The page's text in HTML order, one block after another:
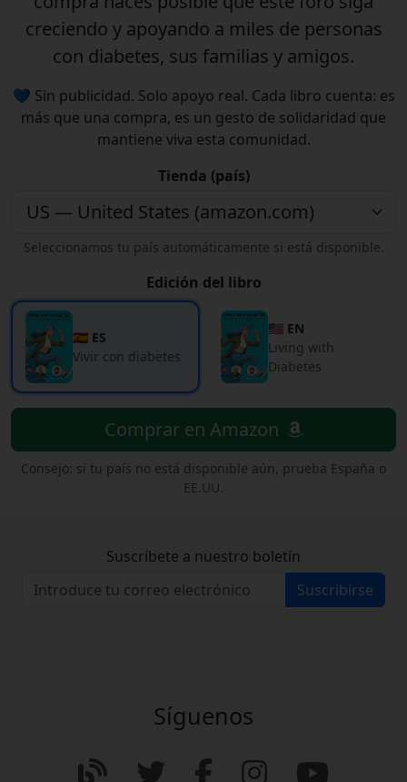
creciendo y apoyando a miles de personas
con diabetes, sus familias y amigos.
💙 Sin publicidad. Solo apoyo real. Cada libro cuenta: es
más que una compra, es un gesto de solidaridad que
mantiene viva esta comunidad.
Tienda (país)
Seleccionamos tu país automáticamente si está disponible.
Edición del libro
🇪🇸 ES
Vivir con diabetes
🇺🇸 EN
Living with
Diabetes
Comprar en Amazon
Consejo: si tu país no está disponible aún, prueba España o
EE.UU.
Suscríbete a nuestro boletín
Suscribirse
Síguenos